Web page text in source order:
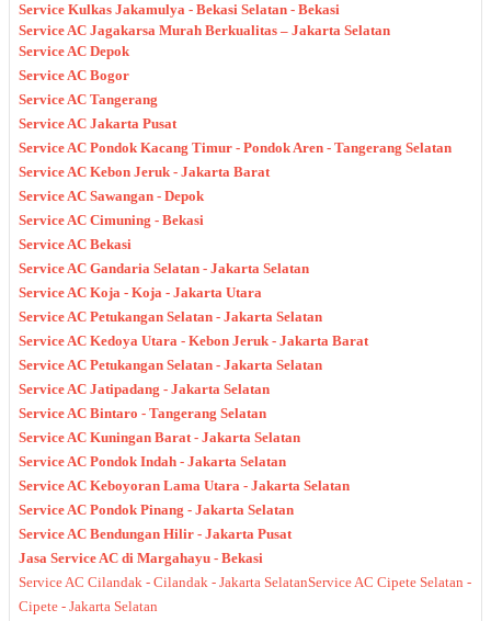
Service Kulkas Jakamulya - Bekasi Selatan - Bekasi
Service AC Jagakarsa Murah Berkualitas – Jakarta Selatan
Service AC Depok
Service AC Bogor
Service AC Tangerang
Service AC Jakarta Pusat
Service AC Pondok Kacang Timur - Pondok Aren - Tangerang Selatan
Service AC Kebon Jeruk - Jakarta Barat
Service AC Sawangan - Depok
Service AC Cimuning - Bekasi
Service AC Bekasi
Service AC Gandaria Selatan - Jakarta Selatan
Service AC Koja - Koja - Jakarta Utara
Service AC Petukangan Selatan - Jakarta Selatan
Service AC Kedoya Utara - Kebon Jeruk - Jakarta Barat
Service AC Petukangan Selatan - Jakarta Selatan
Service AC Jatipadang - Jakarta Selatan
Service AC Bintaro - Tangerang Selatan
Service AC Kuningan Barat - Jakarta Selatan
Service AC Pondok Indah - Jakarta Selatan
Service AC Keboyoran Lama Utara - Jakarta Selatan
Service AC Pondok Pinang - Jakarta Selatan
Service AC Bendungan Hilir - Jakarta Pusat
Jasa Service AC di Margahayu - Bekasi
Service AC Cilandak - Cilandak - Jakarta SelatanService AC Cipete Selatan -
Cipete - Jakarta Selatan